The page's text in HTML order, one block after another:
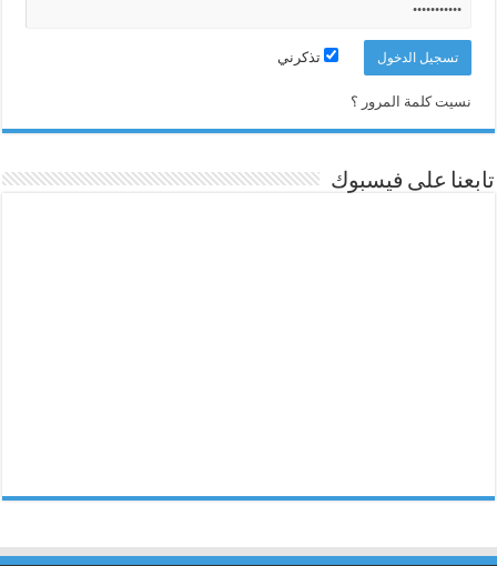
تذكرني
نسيت كلمة المرور ؟
تابعنا على فيسبوك